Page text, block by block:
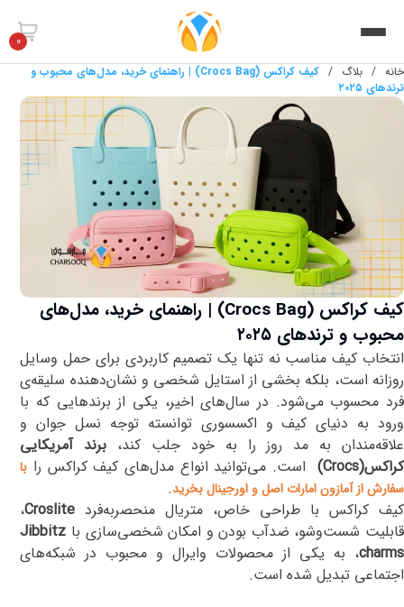
0
خانه / بلاگ /
کیف کراکس (Crocs Bag) | راهنمای خرید، مدل‌های محبوب و
ترندهای ۲۰۲۵
کیف کراکس (Crocs Bag) | راهنمای خرید، مدل‌های
محبوب و ترندهای ۲۰۲۵
انتخاب کیف مناسب نه ‌تنها یک تصمیم کاربردی برای حمل وسایل
روزانه است، بلکه بخشی از استایل شخصی و نشان‌دهنده‌ سلیقه‌ی
فرد محسوب می‌شود. در سال‌های اخیر، یکی از برندهایی که با
ورود به دنیای کیف و اکسسوری توانسته توجه نسل جوان و
علاقه‌مندان به مد روز را به خود جلب کند، برند آمریکایی
کراکس(Crocs) است. می‌توانید انواع مدل‌های کیف کراکس را با
سفارش از آمازون امارات اصل و اورجینال بخرید.
کیف کراکس با طراحی خاص، متریال منحصربه‌فرد Croslite،
قابلیت شست‌وشو، ضدآب بودن و امکان شخصی‌سازی با Jibbitz
charms، به یکی از محصولات وایرال و محبوب در شبکه‌های
اجتماعی تبدیل شده است.